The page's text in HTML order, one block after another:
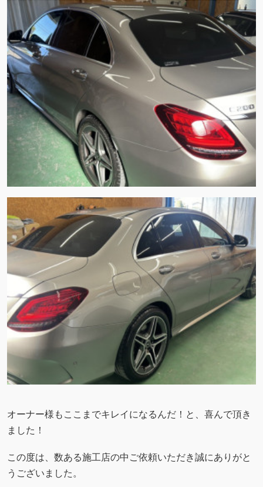
オーナー様もここまでキレイになるんだ！と、喜んで頂き
ました！
この度は、数ある施工店の中ご依頼いただき誠にありがと
うございました。